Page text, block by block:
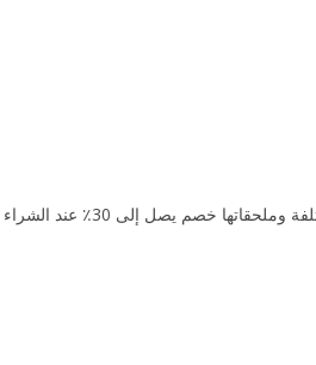
بمختلف المدن والبلدان الموجودة بها.